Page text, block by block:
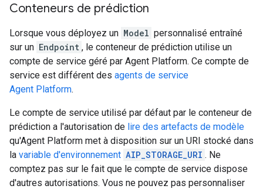
Conteneurs de prédiction
Lorsque vous déployez un Model personnalisé entraîné
sur un Endpoint , le conteneur de prédiction utilise un
compte de service géré par Agent Platform. Ce compte de
service est différent des agents de service
Agent Platform.
Le compte de service utilisé par défaut par le conteneur de
prédiction a l'autorisation de lire des artefacts de modèle
qu'Agent Platform met à disposition sur un URI stocké dans
la variable d'environnement AIP_STORAGE_URI . Ne
comptez pas sur le fait que le compte de service dispose
d'autres autorisations. Vous ne pouvez pas personnaliser